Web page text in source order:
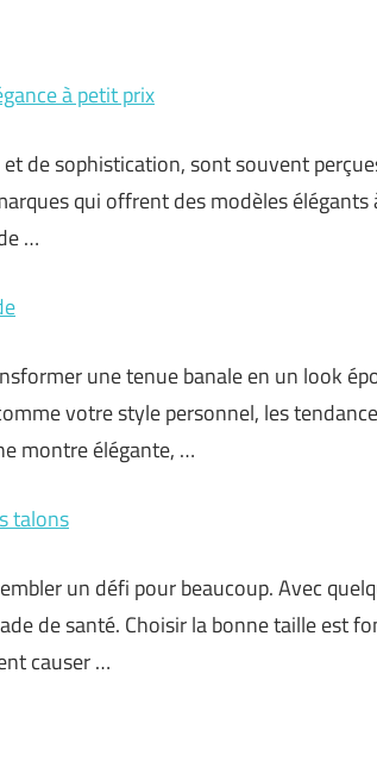
à petit prix
de sophistication, sont souvent
qui offrent des modèles élégants
…
une tenue banale en un look
votre style personnel, les
montre élégante, …
talons
un défi pour beaucoup. Avec
de santé. Choisir la bonne taille est
causer …